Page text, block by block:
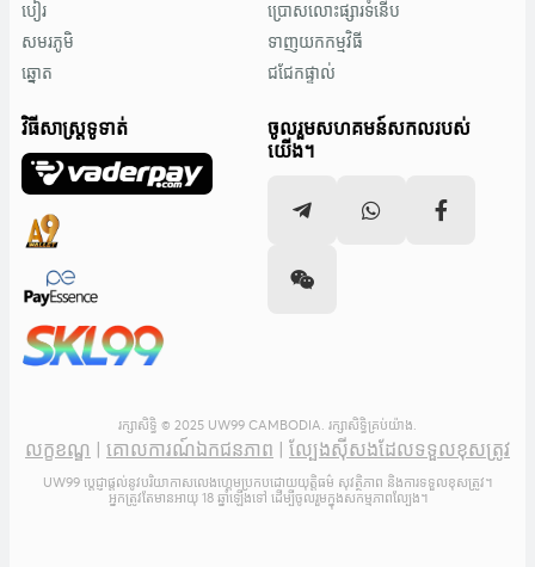
បៀរ
សមរភូមិ
ឆ្នោត
ប្រោសលោះផ្សារទំនើប
ទាញយកកម្មវិធី
ជជែកផ្ទាល់
វិធីសាស្រ្តទូទាត់
ចូលរួមសហគមន៍សកលរបស់
យើង។
រក្សាសិទ្ធិ © 2025 UW99 CAMBODIA. រក្សាសិទ្ធិគ្រប់យ៉ាង.
លក្ខខណ្ឌ គោលការណ៍ឯកជនភាព ល្បែងស៊ីសងដែលទទួលខុសត្រូវ
UW99 ប្តេជ្ញាផ្តល់នូវបរិយាកាសលេងហ្គេមប្រកបដោយយុត្តិធម៌ សុវត្ថិភាព និងការទទួលខុសត្រូវ។
អ្នកត្រូវតែមានអាយុ 18 ឆ្នាំឡើងទៅ ដើម្បីចូលរួមក្នុងសកម្មភាពល្បែង។